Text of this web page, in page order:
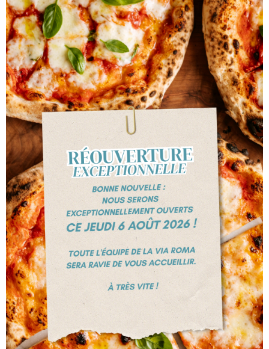
+324 247 47 76
Chaussée de tongres, 516
4000 LIEGE
HORAIRE D'OUVERTURE
Ouvert tous les jours12h00 à 14h00 et
de 18h00 à
22h30
sauf les mercredis et jeudi
Fermé Samedi midi